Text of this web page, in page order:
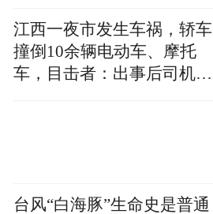
江西一夜市发生车祸，轿车
撞倒10余辆电动车、摩托
车，目击者：出事后司机一
台风“白海豚”生命史是普通